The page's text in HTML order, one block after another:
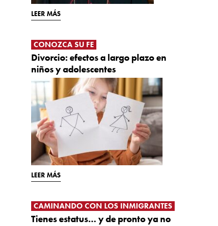
LEER MÁS
CONOZCA SU FE
Divorcio: efectos a largo plazo en
niños y adolescentes
LEER MÁS
CAMINANDO CON LOS INMIGRANTES
Tienes estatus… y de pronto ya no